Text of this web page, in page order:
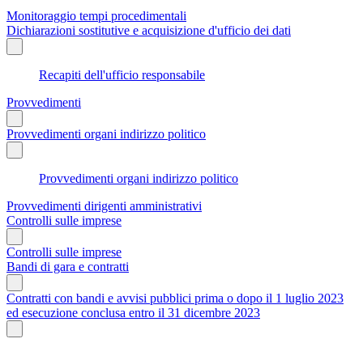
Monitoraggio tempi procedimentali
Dichiarazioni sostitutive e acquisizione d'ufficio dei dati
Recapiti dell'ufficio responsabile
Provvedimenti
Provvedimenti organi indirizzo politico
Provvedimenti organi indirizzo politico
Provvedimenti dirigenti amministrativi
Controlli sulle imprese
Controlli sulle imprese
Bandi di gara e contratti
Contratti con bandi e avvisi pubblici prima o dopo il 1 luglio 2023
ed esecuzione conclusa entro il 31 dicembre 2023